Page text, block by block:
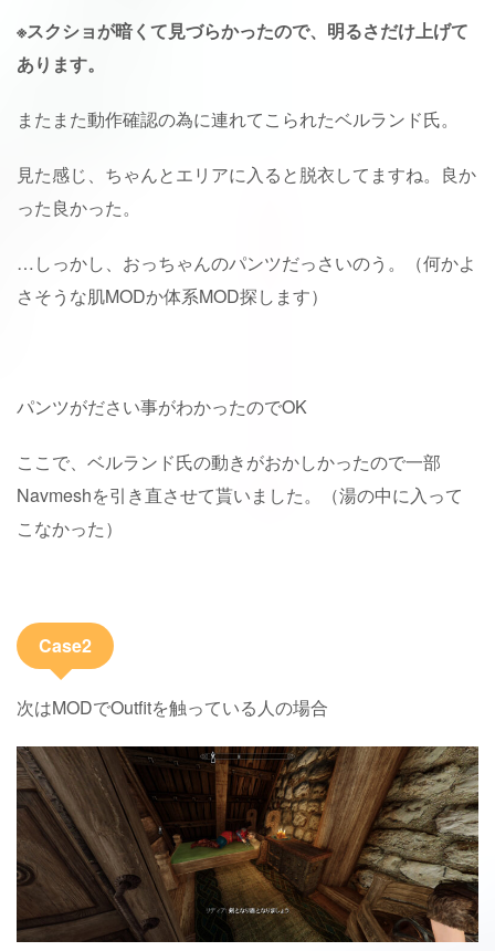
※スクショが暗くて見づらかったので、明るさだけ上げて
あります。
またまた動作確認の為に連れてこられたベルランド氏。
見た感じ、ちゃんとエリアに入ると脱衣してますね。良か
った良かった。
…しっかし、おっちゃんのパンツだっさいのう。（何かよ
さそうな肌MODか体系MOD探します）
パンツがださい事がわかったのでOK
ここで、ベルランド氏の動きがおかしかったので一部
Navmeshを引き直させて貰いました。（湯の中に入って
こなかった）
Case2
次はMODでOutfitを触っている人の場合